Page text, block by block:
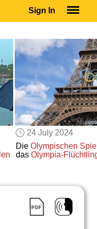
Sign In
24 July 2024
Die Olympischen
das Olympia-